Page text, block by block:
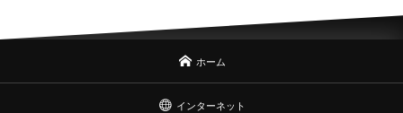
ホーム
インターネット